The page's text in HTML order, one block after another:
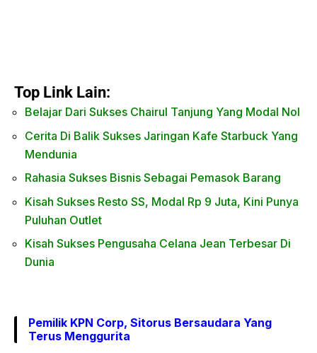
Top Link Lain:
Belajar Dari Sukses Chairul Tanjung Yang Modal Nol
Cerita Di Balik Sukses Jaringan Kafe Starbuck Yang
Mendunia
Rahasia Sukses Bisnis Sebagai Pemasok Barang
Kisah Sukses Resto SS, Modal Rp 9 Juta, Kini Punya
Puluhan Outlet
Kisah Sukses Pengusaha Celana Jean Terbesar Di
Dunia
Pemilik KPN Corp, Sitorus Bersaudara Yang
Terus Menggurita